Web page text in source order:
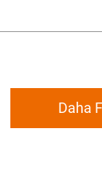
Daha